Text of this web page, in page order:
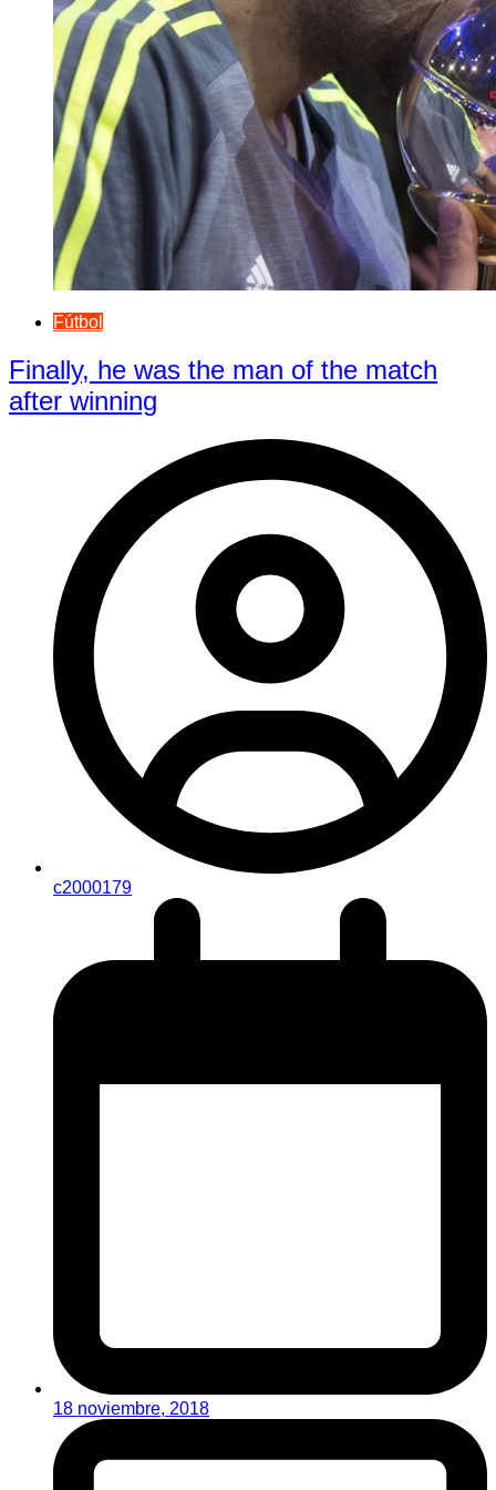
Fútbol
Finally, he was the man of the match
after winning
c2000179
18 noviembre, 2018